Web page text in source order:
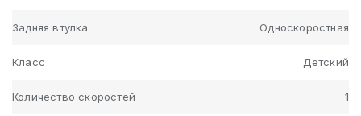
Задняя втулка Односкоростная
Класс Детский
Количество скоростей 1